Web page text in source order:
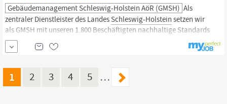
Gebäudemanagement Schleswig-Holstein AöR (GMSH) Als
zentraler Dienstleister des Landes Schleswig-Holstein setzen wir
als GMSH mit unseren 1.800 Beschäftigten nach­haltige Standards
in den Bereichen öffentliches Bauen, Bewirtschaften und
Beschaffen. Bei der Suche nach den besten Lösungen für unsere
zukunfts­orientiert.
1 2 3 4 5 …